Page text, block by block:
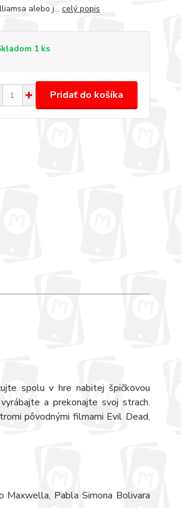
alebo j... celý popis
1 ks
Pridať do košíka
spolu v hre nabitej špičkovou
a prekonajte svoj strach.
pôvodnými filmami Evil Dead,
Pabla Simona Bolivara